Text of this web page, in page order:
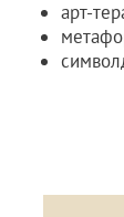
арт-